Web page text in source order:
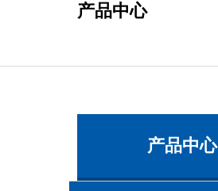
产品中心
产品中心